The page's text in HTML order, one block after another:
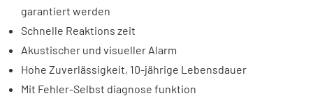
garantiert werden
Schnelle Reaktions zeit
Akustischer und visueller Alarm
Hohe Zuverlässigkeit, 10-jährige Lebensdauer
Mit Fehler-Selbst diagnose funktion